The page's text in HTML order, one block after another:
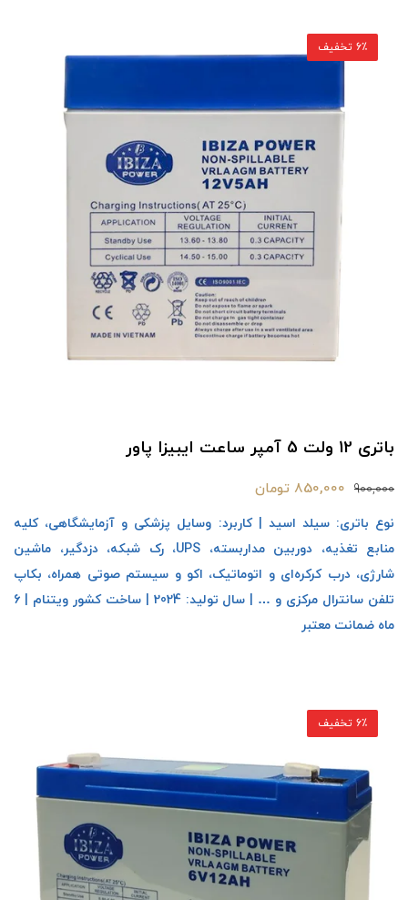
6٪ تخفیف
باتری 12 ولت 5 آمپر ساعت ایبیزا پاور
900,000 850,000 تومان
نوع باتری: سیلد اسید | کاربرد: وسایل پزشکی و آزمایشگاهی، کلیه
منابع تغذیه، دوربین مداربسته، UPS، رک شبکه، دزدگیر، ماشین
شارژی، درب کرکره‌ای و اتوماتیک، اکو و سیستم صوتی همراه، بکاپ
تلفن سانترال مرکزی و … | سال تولید: 2024 | ساخت کشور ویتنام | 6
ماه ضمانت معتبر
6٪ تخفیف